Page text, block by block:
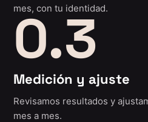
mes, con tu identidad.
0.3
Medición y ajuste
Revisamos resultados y
mes a mes.